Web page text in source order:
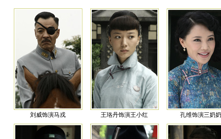
刘威饰演马戎 王珞丹饰演王小红 孔维饰演三奶